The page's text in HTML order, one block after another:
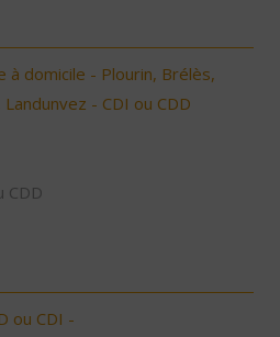
à domicile - Plourin, Brélès,
- CDI ou CDD
CDD
ou CDI -